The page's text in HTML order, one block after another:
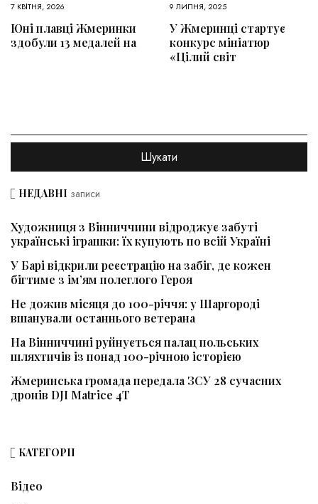
7 КВІТНЯ, 2026
Юні плавці Жмеринки
здобули 13 медалей на
9 ЛИПНЯ, 2025
У Жмеринці стартує
конкурс мініатюр
«Цілий світ
НЕДАВНІ записи
Художниця з Вінниччини відроджує забуті
українські іграшки: їх купують по всій Україні
У Барі відкрили реєстрацію на забіг, де кожен
бігтиме з ім’ям полеглого Героя
Не дожив місяця до 100-річчя: у Шаргороді
вшанували останнього ветерана
На Вінниччині руйнується палац польських
шляхтичів із понад 100-річною історією
Жмеринська громада передала ЗСУ 28 сучасних
дронів DJI Matrice 4T
КАТЕГОРІЇ
Відео